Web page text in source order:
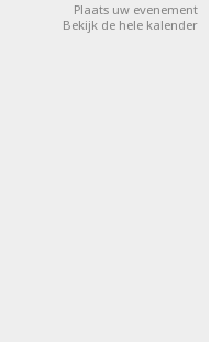
Plaats uw evenement
Bekijk de hele kalender